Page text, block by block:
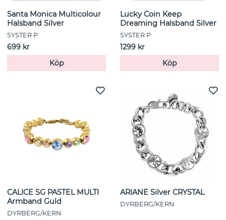
Santa Monica Multicolour
Halsband Silver
SYSTER P
699 kr
Köp
Lucky Coin Keep
Dreaming Halsband Silver
SYSTER P
1299 kr
Köp
CALICE SG PASTEL MULTI
Armband Guld
DYRBERG/KERN
ARIANE Silver CRYSTAL
DYRBERG/KERN